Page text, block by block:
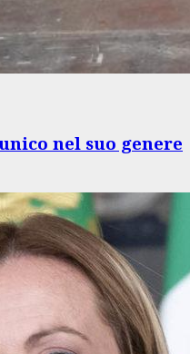
nel suo genere